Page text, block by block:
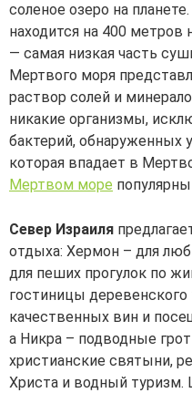
соленое озеро на
находится на 400
— самая низкая часть
Мертвого моря
раствор солей и
никакие организмы,
бактерий, обнаруженных
которая впадает в
Мертвом море
Север Израиля
отдыха: Хермон – для
для пеших прогулок по
гостиницы деревенского
качественных вин и
а Никра – подводные
христианские святыни,
Христа и водный туризм.